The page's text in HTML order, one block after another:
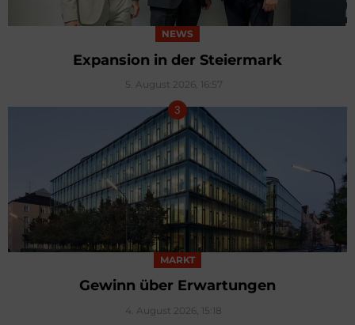
NEWS
Expansion in der Steiermark
5. August 2026, 16:57
MARKT
Gewinn über Erwartungen
4. August 2026, 15:18